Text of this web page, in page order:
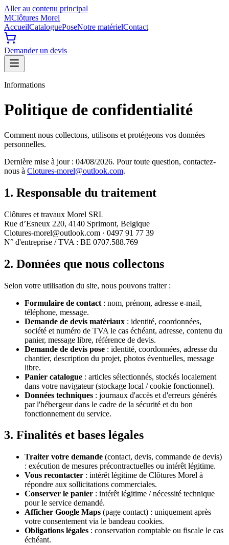
Aller au contenu principal
MClôtures Morel
AccueilCataloguePoseNotre matérielContact
Demander un devis
Informations
Politique de confidentialité
Comment nous collectons, utilisons et protégeons vos données
personnelles.
Dernière mise à jour : 04/08/2026. Pour toute question, contactez-
nous à Clotures-morel@outlook.com.
1. Responsable du traitement
Clôtures et travaux Morel SRL
Rue d’Esneux 220, 4140 Sprimont, Belgique
Clotures-morel@outlook.com · 0497 91 77 39
N° d'entreprise / TVA : BE 0707.588.769
2. Données que nous collectons
Selon votre utilisation du site, nous pouvons traiter :
Formulaire de contact : nom, prénom, adresse e-mail,
téléphone, message.
Demande de devis matériaux : identité, coordonnées,
société et numéro de TVA le cas échéant, adresse, contenu du
panier, message libre, référence de devis.
Demande de devis pose : identité, coordonnées, adresse du
chantier, description du projet, photos éventuelles, message
libre.
Panier catalogue : articles sélectionnés, stockés localement
dans votre navigateur (stockage local / cookie fonctionnel).
Données techniques : journaux d'accès et d'erreurs générés
par l'hébergeur dans le cadre de la sécurité et du bon
fonctionnement du service.
3. Finalités et bases légales
Traiter votre demande (contact, devis, commande de devis)
: exécution de mesures précontractuelles ou intérêt légitime.
Vous recontacter : intérêt légitime de Clôtures Morel à
répondre aux sollicitations commerciales.
Conserver le panier : intérêt légitime / nécessité technique
pour le service demandé.
Afficher Google Maps (page contact) : uniquement après
votre consentement via le bandeau cookies.
Obligations légales : conservation comptable ou fiscale le cas
échéant.